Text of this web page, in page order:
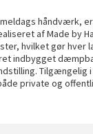
håndværk,
af Made by
hvilket gør hver
indbygget
private og